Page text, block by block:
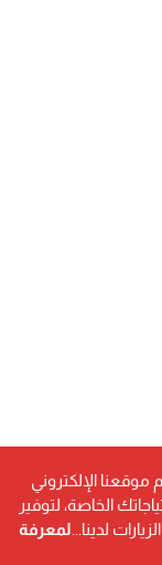
الإلكتروني
الخاصة، لتوفير
لدينا... لمعرفة